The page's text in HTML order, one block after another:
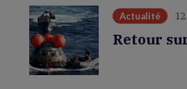
Actualité
Retour